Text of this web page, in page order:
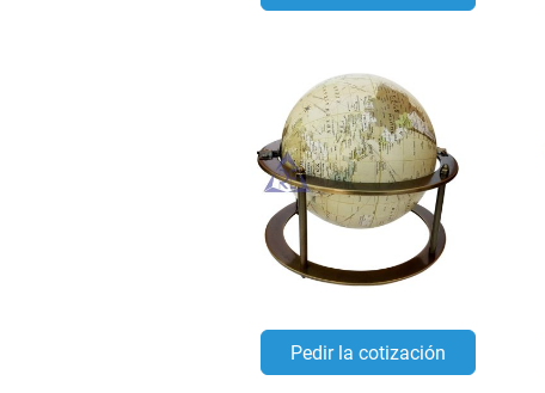
Pedir la cotización